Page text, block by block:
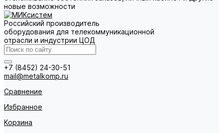
новые возможности
Российский производитель
оборудования для телекоммуникационной
отрасли и индустрии ЦОД
+7 (8452) 24-30-51
mail@metalkomp.ru
Сравнение
Избранное
Корзина